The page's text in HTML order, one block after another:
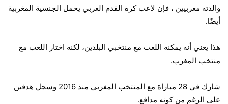
والدته مغربيين ، فإن لاعب كرة القدم العربي يحمل الجنسية المغربية
أيضًا.
هذا يعني أنه يمكنه اللعب مع منتخبي البلدين، لكنه اختار اللعب مع
منتخب المغرب.
شارك في 28 مباراة مع المنتخب المغربي منذ 2016 وسجل هدفين
على الرغم من كونه مدافع.